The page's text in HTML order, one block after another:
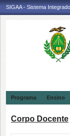
SIGAA - Sistema
Programa
Ensino
Corpo Docente